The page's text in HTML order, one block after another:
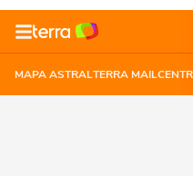
MAPA ASTRALTERRA MAIL